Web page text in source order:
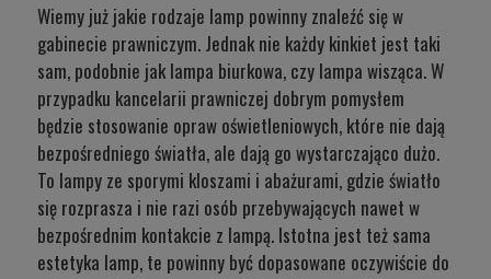
Wiemy już jakie rodzaje lamp powinny znaleźć się w
gabinecie prawniczym. Jednak nie każdy kinkiet jest taki
sam, podobnie jak lampa biurkowa, czy lampa wisząca. W
przypadku kancelarii prawniczej dobrym pomysłem
będzie stosowanie opraw oświetleniowych, które nie dają
bezpośredniego światła, ale dają go wystarczająco dużo.
To lampy ze sporymi kloszami i abażurami, gdzie światło
się rozprasza i nie razi osób przebywających nawet w
bezpośrednim kontakcie z lampą. Istotna jest też sama
estetyka lamp, te powinny być dopasowane oczywiście do